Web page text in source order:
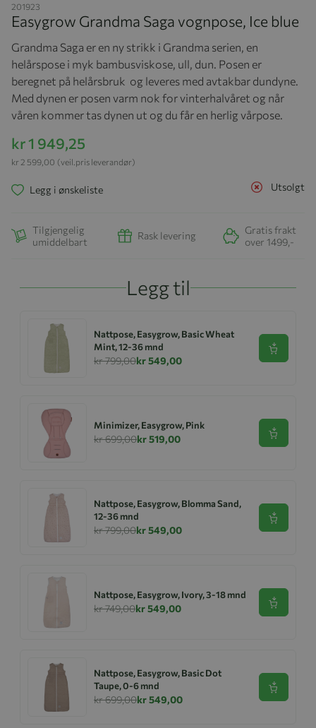
201923
Easygrow Grandma Saga vognpose, Ice blue
Grandma Saga er en ny strikk i Grandma serien, en
helårspose i myk bambusviskose, ull, dun. Posen er
beregnet på helårsbruk og leveres med avtakbar dundyne.
Med dynen er posen varm nok for vinterhalvåret og når
våren kommer tas dynen ut og du får en herlig vårpose.
kr 1 949,25
(veil.pris leverandør)
kr 2 599,00
Utsolgt
Legg i ønskeliste
Tilgjengelig
umiddelbart
Rask levering
Gratis frakt
over 1499,-
Legg til
Nattpose, Easygrow, Basic Wheat
Mint, 12-36 mnd
kr 799,00kr 549,00
Se
Minimizer, Easygrow, Pink
kr 699,00kr 519,00 Se
Nattpose, Easygrow, Blomma Sand,
12-36 mnd
kr 799,00kr 549,00
Se
Nattpose, Easygrow, Ivory, 3-18 mnd
kr 749,00kr 549,00 Se
Nattpose, Easygrow, Basic Dot
Taupe, 0-6 mnd
kr 699,00kr 549,00
Se